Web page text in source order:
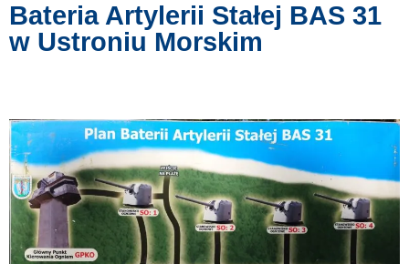
Bateria Artylerii Stałej BAS 31
w Ustroniu Morskim